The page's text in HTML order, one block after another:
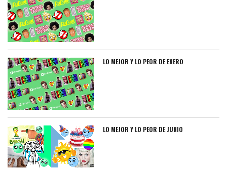
LO MEJOR Y LO PEOR DE ENERO
LO MEJOR Y LO PEOR DE JUNIO